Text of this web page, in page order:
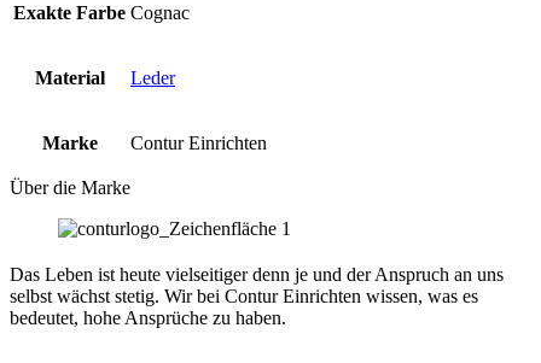
Exakte Farbe Cognac
Material Leder
Marke Contur Einrichten
Über die Marke
Das Leben ist heute vielseitiger denn je und der Anspruch an uns
selbst wächst stetig. Wir bei Contur Einrichten wissen, was es
bedeutet, hohe Ansprüche zu haben.